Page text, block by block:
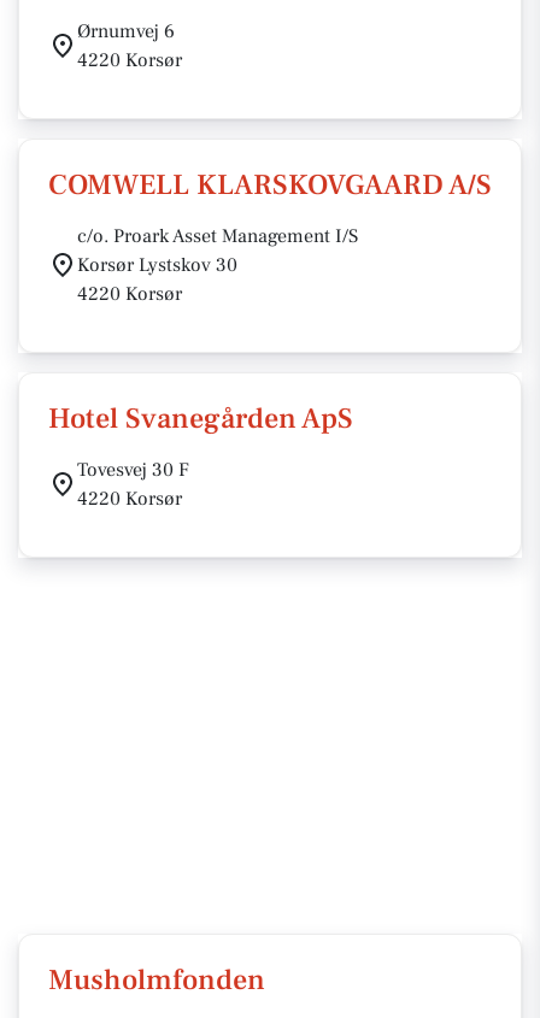
Ørnumvej 6
4220 Korsør
COMWELL KLARSKOVGAARD A/S
c/o. Proark Asset Management I/S
Korsør Lystskov 30
4220 Korsør
Hotel Svanegården ApS
Tovesvej 30 F
4220 Korsør
Musholmfonden